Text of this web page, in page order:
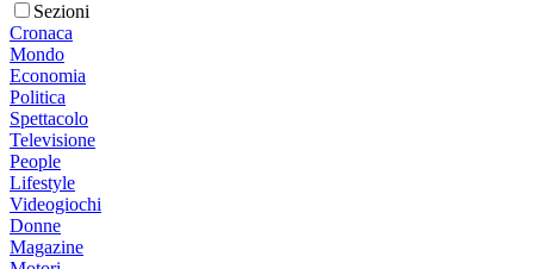
Sezioni
Cronaca
Mondo
Economia
Politica
Spettacolo
Televisione
People
Lifestyle
Videogiochi
Donne
Magazine